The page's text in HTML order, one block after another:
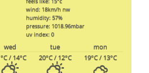
wind: 18km/h nw
humidity: 57%
pressure: 1018.96mbar
uv index: 0
mon
tue
wed
19°C/ 13°C
20°C/ 12°C
°C/ 14°C